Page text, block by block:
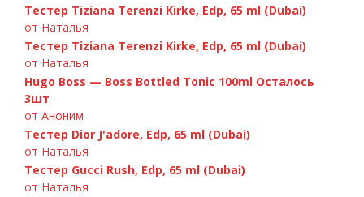
Тестер Tiziana Terenzi Kirke, Edp, 65 ml (Dubai)
от Наталья
Тестер Tiziana Terenzi Kirke, Edp, 65 ml (Dubai)
от Наталья
Hugo Boss — Boss Bottled Tonic 100ml Осталось
3шт
от Аноним
Тестер Dior J'adore, Edp, 65 ml (Dubai)
от Наталья
Тестер Gucci Rush, Edp, 65 ml (Dubai)
от Наталья